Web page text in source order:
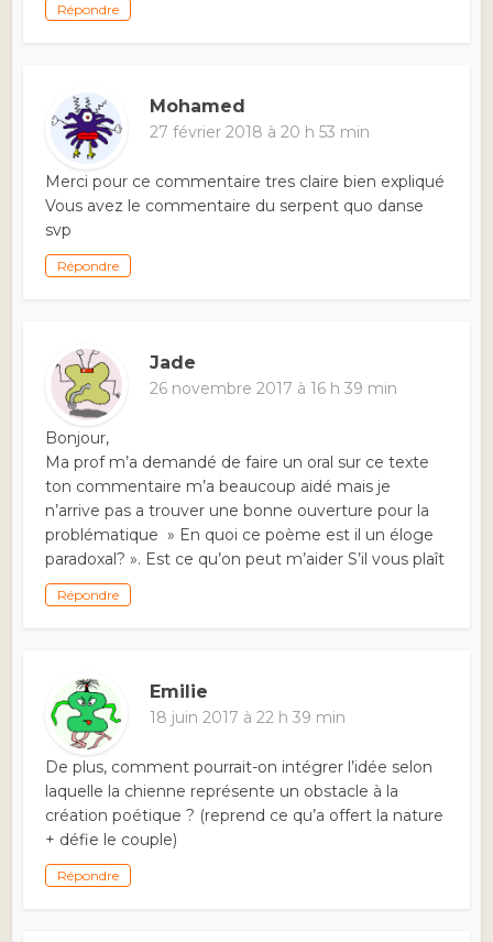
Répondre
Mohamed
27 février 2018 à 20 h 53 min
Merci pour ce commentaire tres claire bien expliqué
Vous avez le commentaire du serpent quo danse
svp
Répondre
Jade
26 novembre 2017 à 16 h 39 min
Bonjour,
Ma prof m’a demandé de faire un oral sur ce texte
ton commentaire m’a beaucoup aidé mais je
n’arrive pas a trouver une bonne ouverture pour la
problématique » En quoi ce poème est il un éloge
paradoxal? ». Est ce qu’on peut m’aider S’il vous plaît
Répondre
Emilie
18 juin 2017 à 22 h 39 min
De plus, comment pourrait-on intégrer l’idée selon
laquelle la chienne représente un obstacle à la
création poétique ? (reprend ce qu’a offert la nature
+ défie le couple)
Répondre